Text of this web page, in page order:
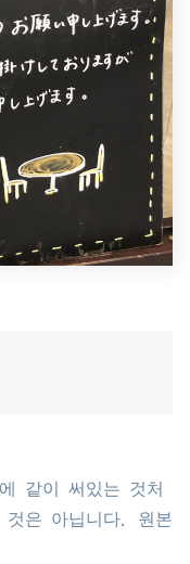
같이 써있는 것처
은 아닙니다. 원본